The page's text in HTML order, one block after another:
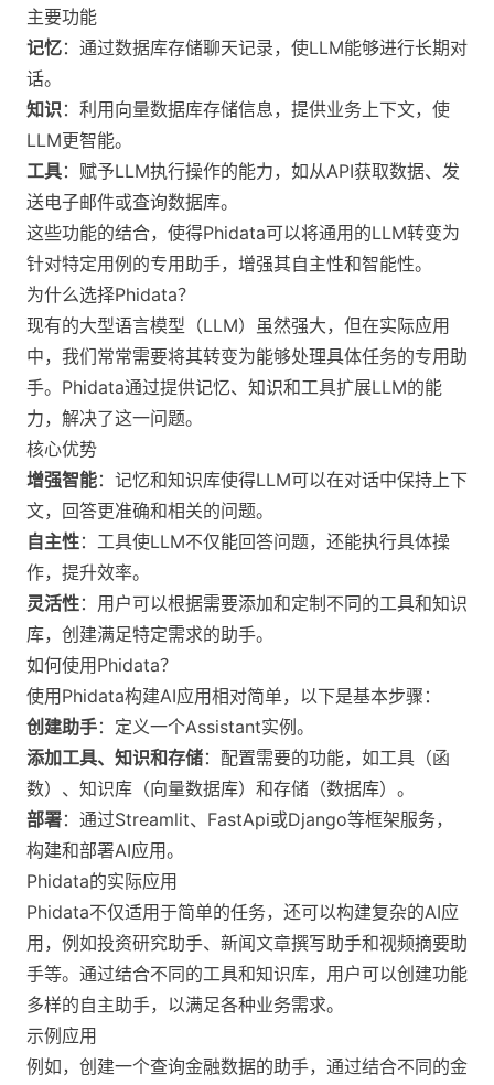
主要功能
记忆：通过数据库存储聊天记录，使LLM能够进行长期对
话。
知识：利用向量数据库存储信息，提供业务上下文，使
LLM更智能。
工具：赋予LLM执行操作的能力，如从API获取数据、发
送电子邮件或查询数据库。
这些功能的结合，使得Phidata可以将通用的LLM转变为
针对特定用例的专用助手，增强其自主性和智能性。
为什么选择Phidata？
现有的大型语言模型（LLM）虽然强大，但在实际应用
中，我们常常需要将其转变为能够处理具体任务的专用助
手。Phidata通过提供记忆、知识和工具扩展LLM的能
力，解决了这一问题。
核心优势
增强智能：记忆和知识库使得LLM可以在对话中保持上下
文，回答更准确和相关的问题。
自主性：工具使LLM不仅能回答问题，还能执行具体操
作，提升效率。
灵活性：用户可以根据需要添加和定制不同的工具和知识
库，创建满足特定需求的助手。
如何使用Phidata？
使用Phidata构建AI应用相对简单，以下是基本步骤：
创建助手：定义一个Assistant实例。
添加工具、知识和存储：配置需要的功能，如工具（函
数）、知识库（向量数据库）和存储（数据库）。
部署：通过Streamlit、FastApi或Django等框架服务，
构建和部署AI应用。
Phidata的实际应用
Phidata不仅适用于简单的任务，还可以构建复杂的AI应
用，例如投资研究助手、新闻文章撰写助手和视频摘要助
手等。通过结合不同的工具和知识库，用户可以创建功能
多样的自主助手，以满足各种业务需求。
示例应用
例如，创建一个查询金融数据的助手，通过结合不同的金